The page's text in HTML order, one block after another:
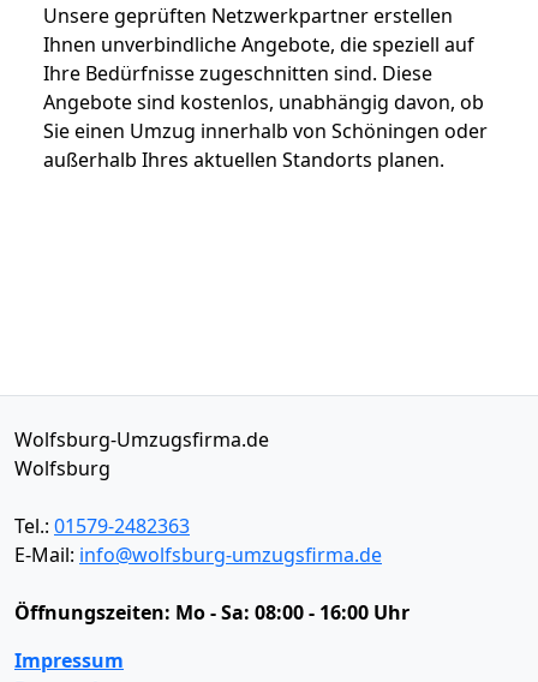
Unsere geprüften Netzwerkpartner erstellen
Ihnen unverbindliche Angebote, die speziell auf
Ihre Bedürfnisse zugeschnitten sind. Diese
Angebote sind kostenlos, unabhängig davon, ob
Sie einen Umzug innerhalb von Schöningen oder
außerhalb Ihres aktuellen Standorts planen.
Wolfsburg-Umzugsfirma.de
Wolfsburg
Tel.: 01579-2482363
E-Mail: info@wolfsburg-umzugsfirma.de
Öffnungszeiten: Mo - Sa: 08:00 - 16:00 Uhr
Impressum